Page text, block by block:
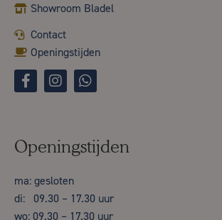
Showroom Bladel
Contact
Openingstijden
Openingstijden
ma: gesloten
di: 09.30 – 17.30 uur
wo: 09.30 – 17.30 uur